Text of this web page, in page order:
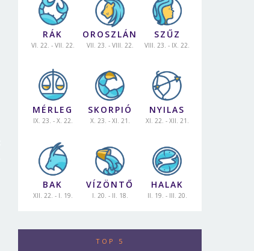
RÁK
VI. 22. - VII. 22.
OROSZLÁN
VII. 23. - VIII. 22.
SZŰZ
VIII. 23. - IX. 22.
MÉRLEG
IX. 23. - X. 22.
SKORPIÓ
X. 23. - XI. 21.
NYILAS
XI. 22. - XII. 21.
BAK
XII. 22. - I. 19.
VÍZÖNTŐ
I. 20. - II. 18.
HALAK
II. 19. - III. 20.
TOP 5